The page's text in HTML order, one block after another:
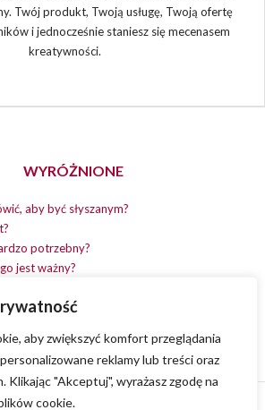
aby zwiększyć komfort przeglądania
reklamy lub treści oraz
Klikając "Akceptuj", wyrażasz zgodę na
cookie.
Twój produkt, Twoją usługę, Twoją ofertę
i jednocześnie staniesz się mecenasem
kreatywności.
WYRÓŻNIONE
aby być słyszanym?
potrzebny?
jest ważny?
na dobrym pomyśle?